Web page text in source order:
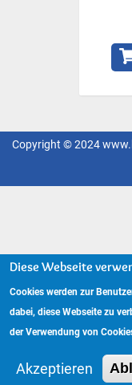
Copyright © 2024
Diese Webseite
Cookies werden zur
dabei, diese Webseite zu
der Verwendung von
Akzeptieren